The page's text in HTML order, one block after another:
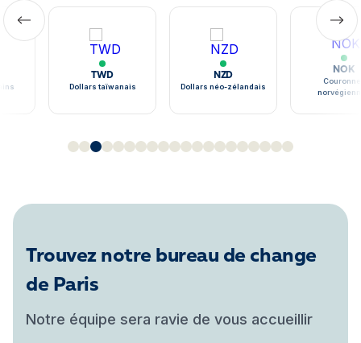
TWD
Dollars taïwanais
NZD
Dollars néo-zélandais
NOK
Trouvez notre bureau de change
de Paris
Notre équipe sera ravie de vous accueillir